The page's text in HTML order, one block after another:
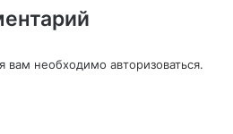
вам необходимо авторизоваться.